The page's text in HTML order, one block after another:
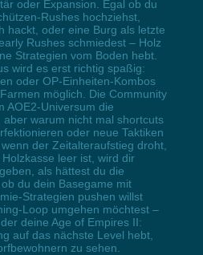
oder Expansion. Egal ob du
Rushes hochziehst,
hackt, oder eine Burg als letzte
Rushes schmiedest – Holz
Strategien vom Boden hebt.
wird es erst richtig spaßig:
oder OP-Einheiten-Kombos
möglich. Die Community
AOE2-Universum die
warum nicht mal shortcuts
oder neue Taktiken
der Zeitalteraufstieg droht,
leer ist, wird dir
als hättest du die
du dein Basegame mit
Strategien pushen willst
Loop umgehen möchtest –
deine Age of Empires II:
auf das nächste Level hebt,
zu sehen.